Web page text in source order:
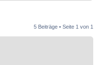
5 Beiträge • Seite 1 von 1